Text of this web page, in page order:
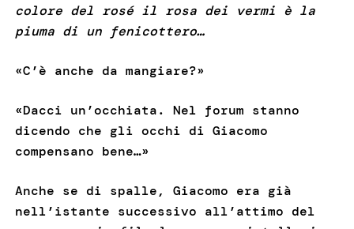
colore del rosé il rosa dei vermi è la
piuma di un fenicottero…
«C’è anche da mangiare?»
«Dacci un’occhiata. Nel forum stanno
dicendo che gli occhi di Giacomo
compensano bene…»
Anche se di spalle, Giacomo era già
nell’istante successivo all’attimo del